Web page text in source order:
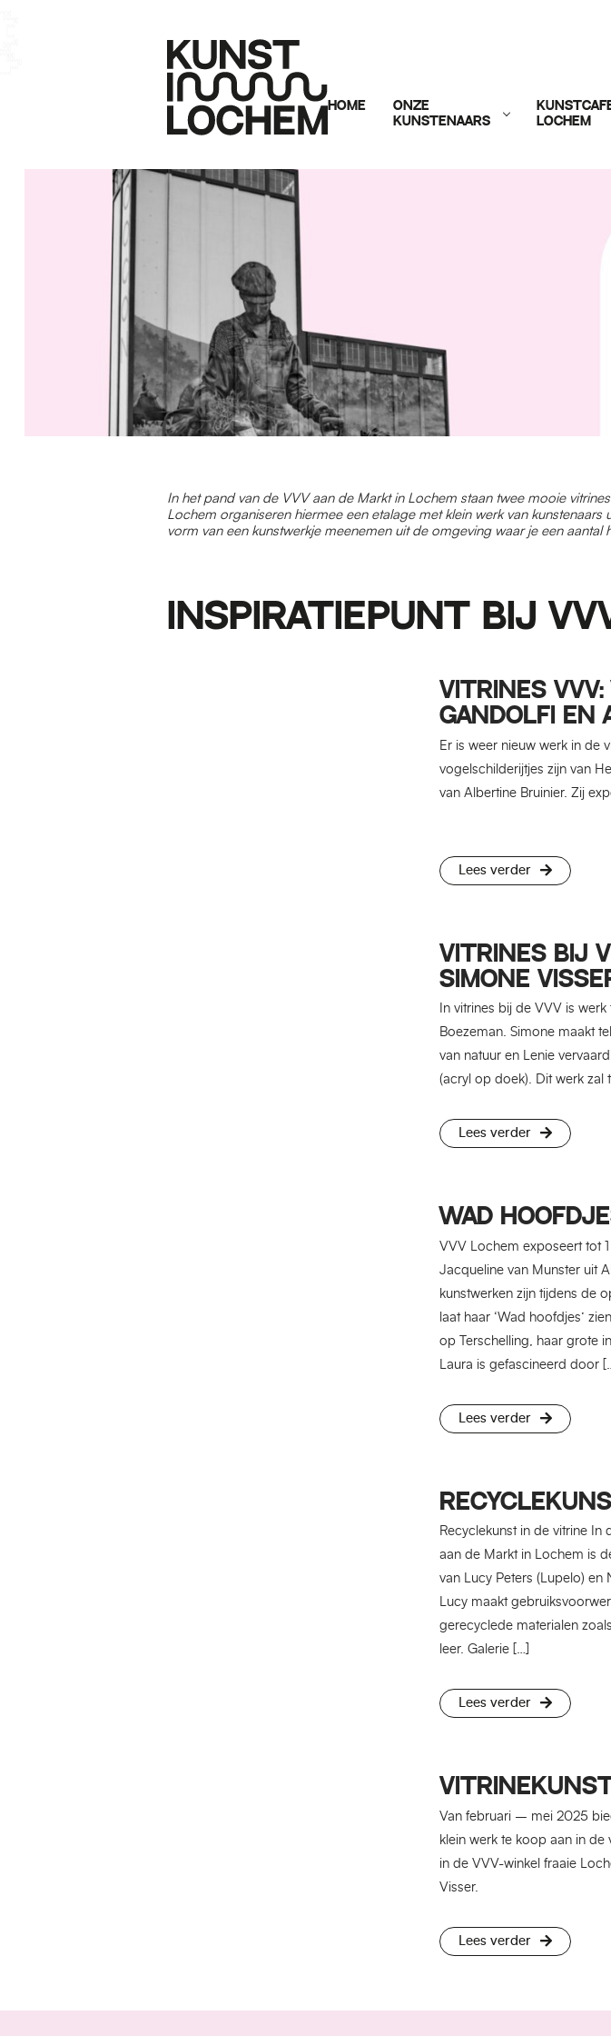
HOME
ONZE
KUNSTENAARS
LOCHEM
In het pand van de VVV aan de Markt in Lochem staan twee mooie
Lochem organiseren hiermee een etalage met klein werk van kunstenaars
vorm van een kunstwerkje meenemen uit de omgeving waar je een
INSPIRATIEPUNT BIJ
VITRINES
GANDOLFI EN
Er is weer nieuw werk in de
vogelschilderijtjes zijn van
van Albertine Bruinier. Zij
Lees verder
VITRINES BIJ
SIMONE
In vitrines bij de VVV is
Boezeman. Simone maakt
van natuur en Lenie
(acryl op doek). Dit werk
Lees verder
WAD
VVV Lochem exposeert tot
Jacqueline van Munster uit
kunstwerken zijn tijdens de
laat haar ‘Wad hoofdjes’
op Terschelling, haar grote
Laura is gefascineerd door
Lees verder
Recyclekunst in de vitrine In
aan de Markt in Lochem is
van Lucy Peters (Lupelo) en
Lucy maakt
gerecyclede materialen
leer. Galerie […]
Lees verder
Van februari – mei 2025
klein werk te koop aan in
in de VVV-winkel fraaie
Visser.
Lees verder